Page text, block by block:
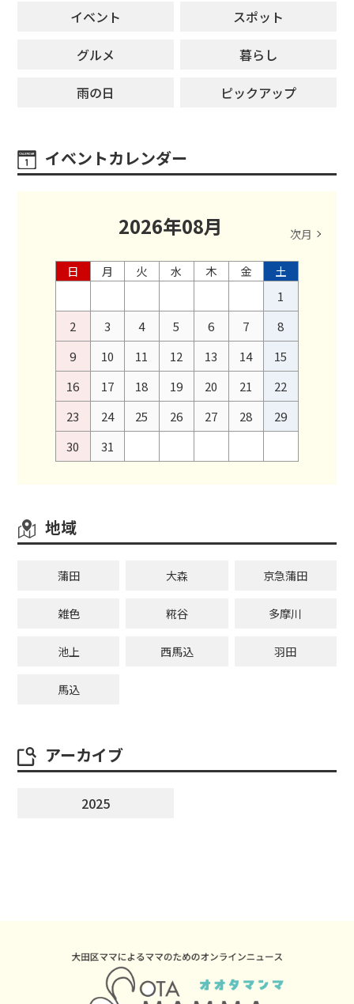
イベント
スポット
グルメ
暮らし
雨の日
ピックアップ
イベントカレンダー
2026年08月 次月
日 月 火 水 木 金
土
1
2
3 4 5 6 7
8
9
10 11 12 13 14
15
16
17 18 19 20 21
22
23
24 25 26 27 28
29
30
31
地域
蒲田 大森 京急蒲田
雑色 糀谷 多摩川
池上 西馬込 羽田
馬込
アーカイブ
2025